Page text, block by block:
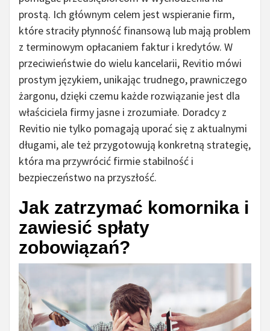
prostą. Ich głównym celem jest wspieranie firm,
które straciły płynność finansową lub mają problem
z terminowym opłacaniem faktur i kredytów. W
przeciwieństwie do wielu kancelarii, Revitio mówi
prostym językiem, unikając trudnego, prawniczego
żargonu, dzięki czemu każde rozwiązanie jest dla
właściciela firmy jasne i zrozumiałe. Doradcy z
Revitio nie tylko pomagają uporać się z aktualnymi
długami, ale też przygotowują konkretną strategię,
która ma przywrócić firmie stabilność i
bezpieczeństwo na przyszłość.
Jak zatrzymać komornika i
zawiesić spłaty
zobowiązań?